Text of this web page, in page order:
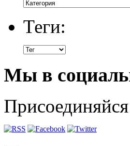
Теги:
Мы в
Присоединяйся